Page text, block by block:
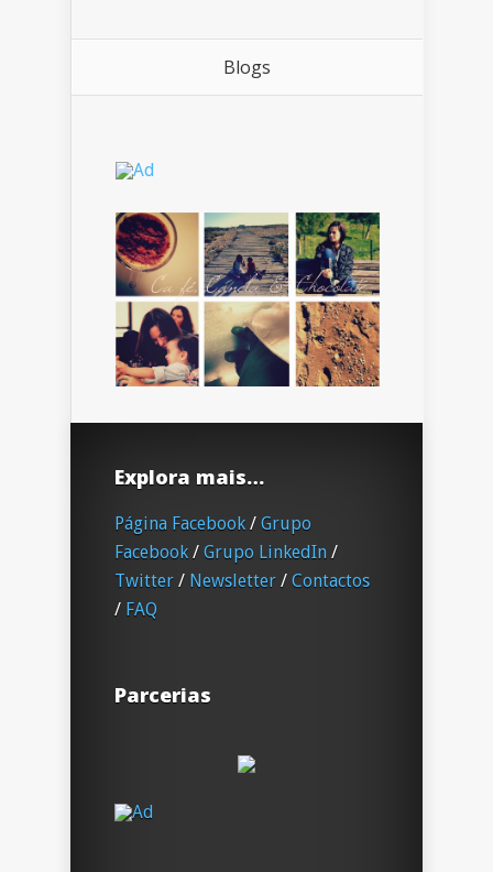
Blogs
Explora mais…
Página Facebook / Grupo
Facebook / Grupo LinkedIn /
Twitter / Newsletter / Contactos
/ FAQ
Parcerias